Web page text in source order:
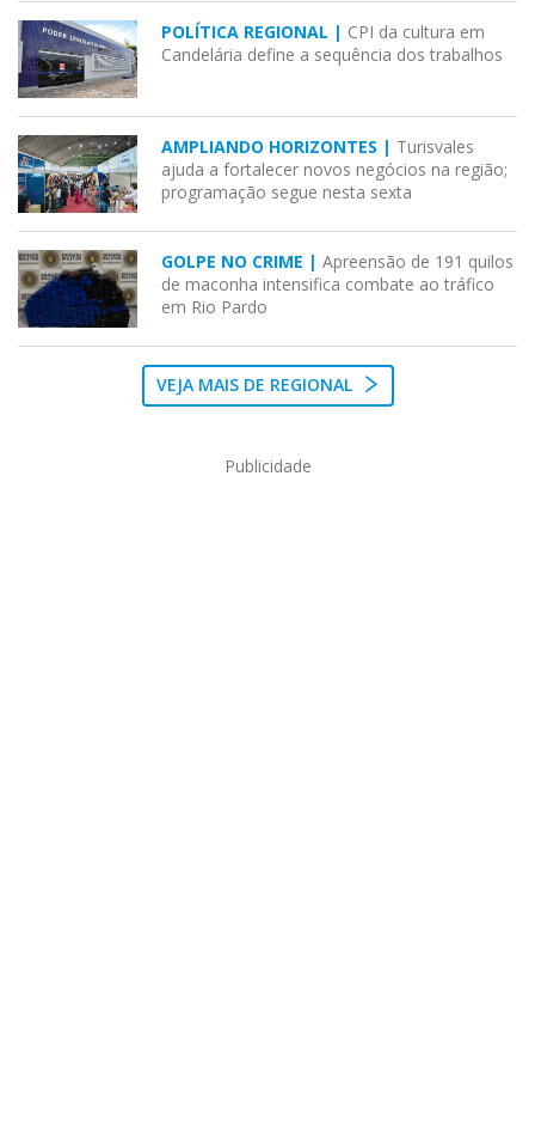
POLÍTICA REGIONAL | CPI da cultura em
Candelária define a sequência dos trabalhos
AMPLIANDO HORIZONTES | Turisvales
ajuda a fortalecer novos negócios na região;
programação segue nesta sexta
GOLPE NO CRIME | Apreensão de 191 quilos
de maconha intensifica combate ao tráfico
em Rio Pardo
VEJA MAIS DE REGIONAL
Publicidade